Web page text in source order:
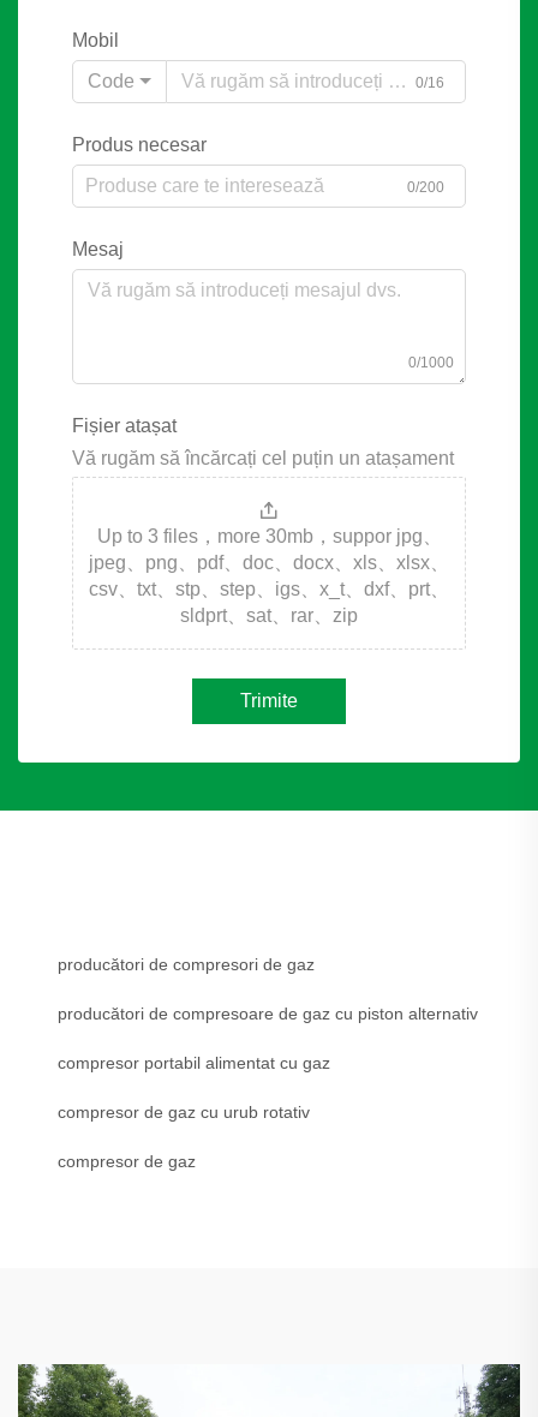
Mobil
Code
0/16
Produs necesar
0/200
Mesaj
0/1000
Fișier atașat
Vă rugăm să încărcați cel puțin un atașament
Up to 3 files，more 30mb，suppor jpg、
jpeg、png、pdf、doc、docx、xls、xlsx、
csv、txt、stp、step、igs、x_t、dxf、prt、
sldprt、sat、rar、zip
Trimite
producători de compresori de gaz
producători de compresoare de gaz cu piston alternativ
compresor portabil alimentat cu gaz
compresor de gaz cu urub rotativ
compresor de gaz